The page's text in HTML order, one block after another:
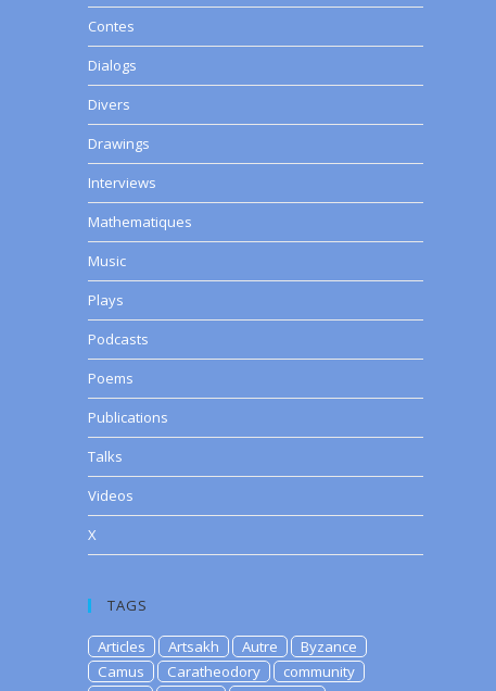
Contes
Dialogs
Divers
Drawings
Interviews
Mathematiques
Music
Plays
Podcasts
Poems
Publications
Talks
Videos
X
TAGS
Articles Artsakh Autre
Byzance
Camus
Caratheodory
community